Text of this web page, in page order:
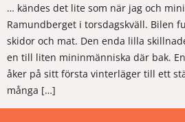
… kändes det lite som när jag och
Ramundberget i torsdagskväll. Bilen
skidor och mat. Den enda lilla
en till liten mininmänniska där bak.
åker på sitt första vinterläger till ett
många […]